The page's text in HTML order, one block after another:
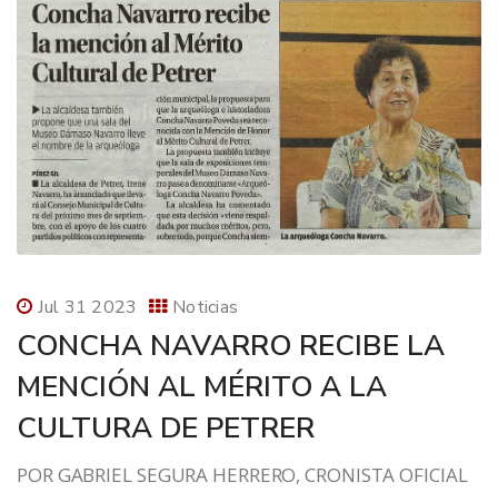
Jul 31 2023 Noticias
CONCHA NAVARRO RECIBE LA
MENCIÓN AL MÉRITO A LA
CULTURA DE PETRER
POR GABRIEL SEGURA HERRERO, CRONISTA OFICIAL